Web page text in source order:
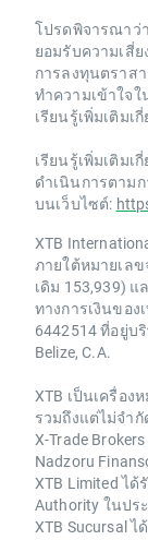
โปรดพิจารณาว่
ยอมรับความเสี่
การลงทุนตราส
ทำความเข้าใจ
เรียนรู้เพิ่มเติม
เรียนรู้เพิ่มเติมเ
ดำเนินการตาม
บนเว็บไซต์:
XTB
ภายใต้หมายเล
เดิม 153,939)
ทางการเงินของ
6442514 ที่อยู่บ
Belize, C.A.
XTB เป็นเครื่อง
รวมถึงแต่ไม่จำ
X-Trade
Nadzoru
XTB Limited ไ
Authority ในปร
XTB Sucursal